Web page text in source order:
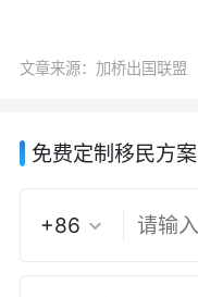
文章来源：加桥出国联盟
免费定制移民方案
+86